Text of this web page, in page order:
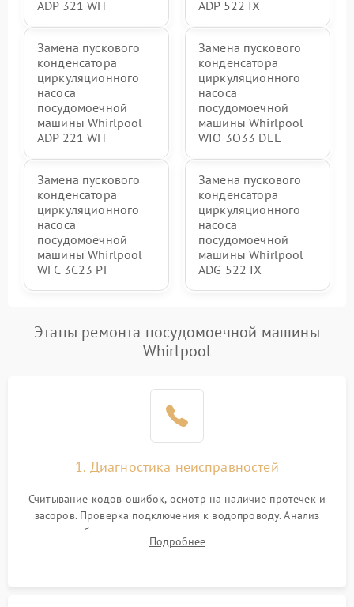
ADP 321 WH ADP 522 IX
Замена пускового
конденсатора
циркуляционного
насоса
посудомоечной
машины Whirlpool
ADP 221 WH
Замена пускового
конденсатора
циркуляционного
насоса
посудомоечной
машины Whirlpool
WIO 3O33 DEL
Замена пускового
конденсатора
циркуляционного
насоса
посудомоечной
машины Whirlpool
WFC 3C23 PF
Замена пускового
конденсатора
циркуляционного
насоса
посудомоечной
машины Whirlpool
ADG 522 IX
Этапы ремонта посудомоечной машины
Whirlpool
1. Диагностика неисправностей
Считывание кодов ошибок, осмотр на наличие протечек и
засоров. Проверка подключения к водопроводу. Анализ
жалоб на отсутствие слива, нагрева, вращения
разбрызгивателей или срабатывание системы защиты
Подробнее